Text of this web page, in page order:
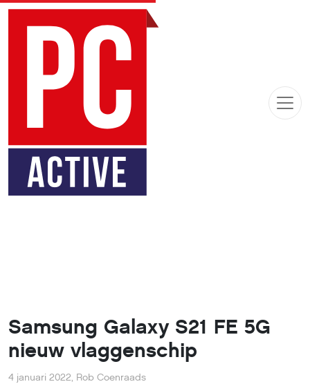
Samsung Galaxy S21 FE 5G
nieuw vlaggenschip
4 januari 2022, Rob Coenraads